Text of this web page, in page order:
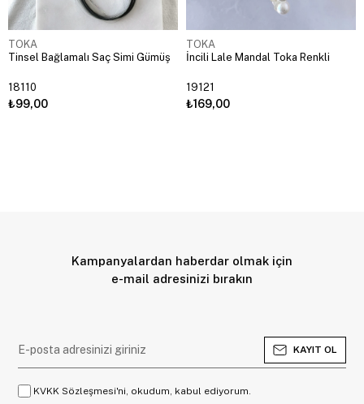
TOKA
Tinsel Bağlamalı Saç Simi Gümüş
18110
₺99,00
TOKA
İncili Lale Mandal Toka Renkli
19121
₺169,00
Kampanyalardan haberdar olmak için
e-mail adresinizi bırakın
KAYIT OL
KVKK Sözleşmesi'ni, okudum, kabul ediyorum.